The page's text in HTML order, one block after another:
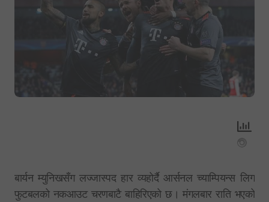
बार्यन म्युनिखसँग लज्जास्पद हार व्यहोर्दै आर्सनल च्याम्पियन्स लिग
फुटबलको नकआउट चरणबाटै बाहिरिएको छ। मंगलबार राति भएको